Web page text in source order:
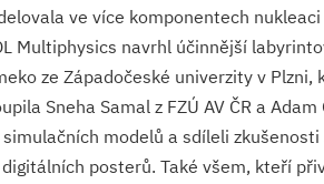
ve více komponentech
Multiphysics navrhl účinnější
ze Západočeské univerzity v
Sneha Samal z FZÚ AV ČR a
modelů a sdíleli
posterů. Také všem, kteří